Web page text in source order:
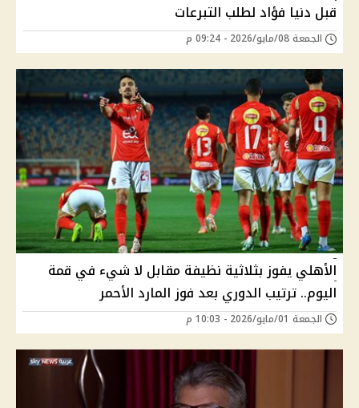
قبل دنيا فؤاد لطلب التبرعات
الجمعة 08/مايو/2026 - 09:24 م
الأهلي يفوز بثلاثية نظيفة مقابل لا شيء في قمة
اليوم.. ترتيب الدوري بعد فوز المارد الأحمر
الجمعة 01/مايو/2026 - 10:03 م